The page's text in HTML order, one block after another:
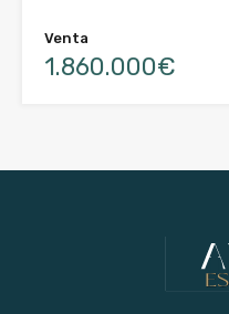
Venta
1.860.000€